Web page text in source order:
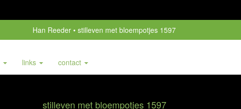
Han Reeder stilleven met bloempotjes 1597
links contact
stilleven met bloempotjes 1597